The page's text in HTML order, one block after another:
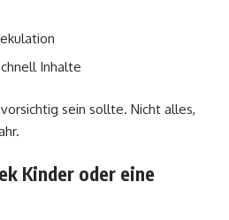
Inhalte
sein sollte. Nicht alles,
Kinder oder eine